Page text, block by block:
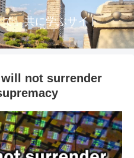
」共に学ぶサイト
not surrender